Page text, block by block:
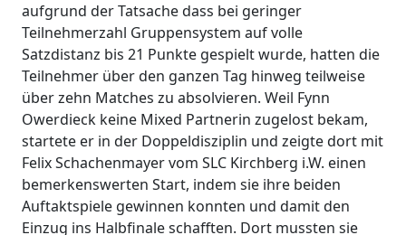
aufgrund der Tatsache dass bei geringer
Teilnehmerzahl Gruppensystem auf volle
Satzdistanz bis 21 Punkte gespielt wurde, hatten die
Teilnehmer über den ganzen Tag hinweg teilweise
über zehn Matches zu absolvieren. Weil Fynn
Owerdieck keine Mixed Partnerin zugelost bekam,
startete er in der Doppeldisziplin und zeigte dort mit
Felix Schachenmayer vom SLC Kirchberg i.W. einen
bemerkenswerten Start, indem sie ihre beiden
Auftaktspiele gewinnen konnten und damit den
Einzug ins Halbfinale schafften. Dort mussten sie